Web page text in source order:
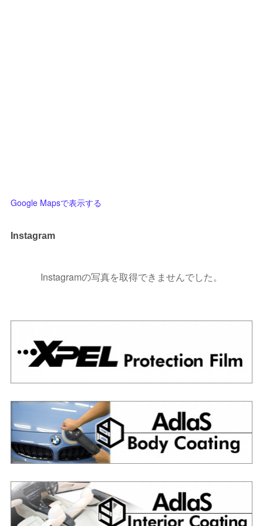
Google Mapsで表示する
Instagram
Instagramの写真を取得できませんでした。